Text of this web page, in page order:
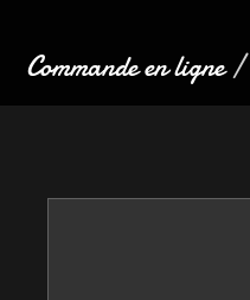
Commande en ligne/